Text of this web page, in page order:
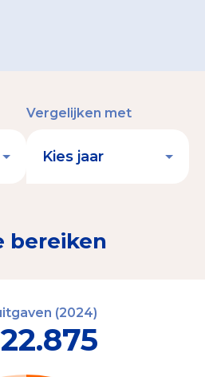
bereiken
Vergelijken met
(2024)